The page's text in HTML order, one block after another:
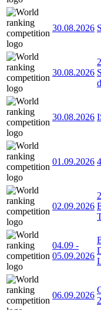
30.08.2026
30.08.2026
30.08.2026
01.09.2026
02.09.2026
04.09 -
05.09.2026
06.09.2026